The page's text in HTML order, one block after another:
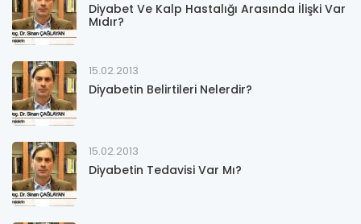
Diyabet Ve Kalp Hastalığı Arasında İlişki Var
Mıdır?
15.02.2013
Diyabetin Belirtileri Nelerdir?
15.02.2013
Diyabetin Tedavisi Var Mı?